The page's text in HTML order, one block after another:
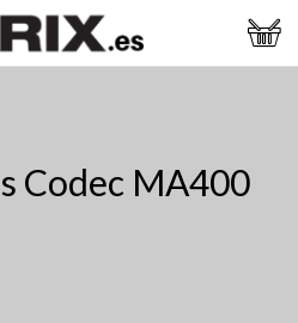
Codec MA400